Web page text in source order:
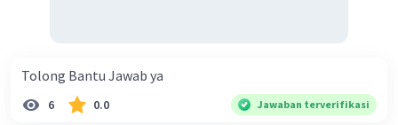
Tolong Bantu Jawab ya
6 0.0 Jawaban terverifikasi